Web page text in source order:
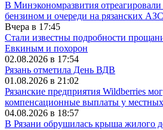
В Минэкономразвития
бензином и очереди на рязанских АЗС
Вчера в 17:45
Стали известны подробности
Евкиным и похорон
02.08.2026 в 17:54
Рязань отметила День ВДВ
01.08.2026 в 21:02
Рязанские предприятия Wildberries
компенсационные выплаты у местных
04.08.2026 в 18:57
В Рязани обрушилась крыша жилого